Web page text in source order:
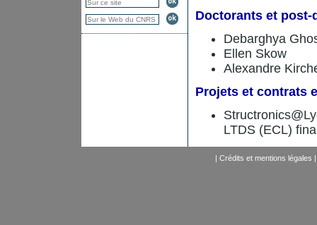
Doctorants et
Debarghya
Ellen Skow
Alexandre
Projets et contrats
LTDS (ECL)
| Crédits et mentions légales